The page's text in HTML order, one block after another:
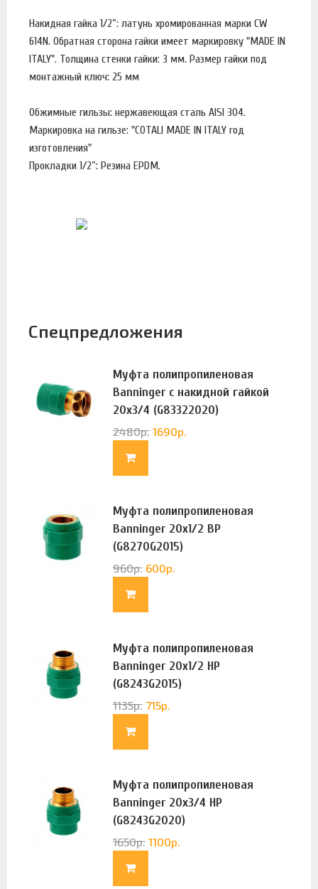
Накидная гайка 1/2”: латунь хромированная марки CW
614N. Обратная сторона гайки имеет маркировку "MADE IN
ITALY". Толщина стенки гайки: 3 мм. Размер гайки под
монтажный ключ: 25 мм
Обжимные гильзы: нержавеющая сталь AISI 304.
Маркировка на гильзе: "COTALI MADE IN ITALY год
изготовления"
Прокладки 1/2”: Резина EPDM.
Спецпредложения
Муфта полипропиленовая
Banninger с накидной гайкой
20х3/4 (G83322020)
2480р. 1690р.
Муфта полипропиленовая
Banninger 20х1/2 ВР
(G8270G2015)
960р. 600р.
Муфта полипропиленовая
Banninger 20х1/2 НР
(G8243G2015)
1135р. 715р.
Муфта полипропиленовая
Banninger 20х3/4 НР
(G8243G2020)
1650р. 1100р.